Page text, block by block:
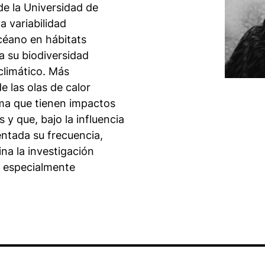
la Universidad de
variabilidad
en hábitats
su biodiversidad
Más
las olas de calor
que tienen impactos
y que, bajo la influencia
su frecuencia,
la investigación